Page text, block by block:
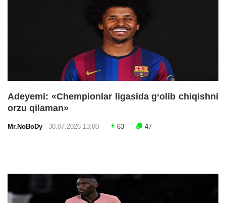
Adeyemi: «Chempionlar ligasida g‘olib chiqishni
orzu qilaman»
Mr.NoBoDy 30.07.2026 13:00 63 47